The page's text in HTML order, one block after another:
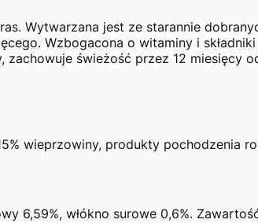
Wytwarzana jest ze starannie
Wzbogacona o witaminy i
świeżość przez 12 miesięcy
wieprzowiny, produkty pochodzenia
6,59%, włókno surowe 0,6%.